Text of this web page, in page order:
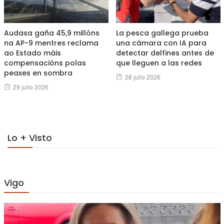
Audasa gaña 45,9 millóns
na AP-9 mentres reclama
ao Estado máis
compensacións polas
peaxes en sombra
Posted
29 julio 2026
La pesca gallega prueba
una cámara con IA para
detectar delfines antes de
que lleguen a las redes
Posted
28 julio 2026
Lo + Visto
Vigo